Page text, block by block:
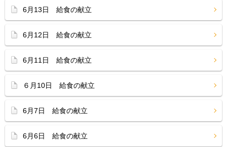
6月13日 給食の献立
6月12日 給食の献立
6月11日 給食の献立
６月10日 給食の献立
6月7日 給食の献立
6月6日 給食の献立